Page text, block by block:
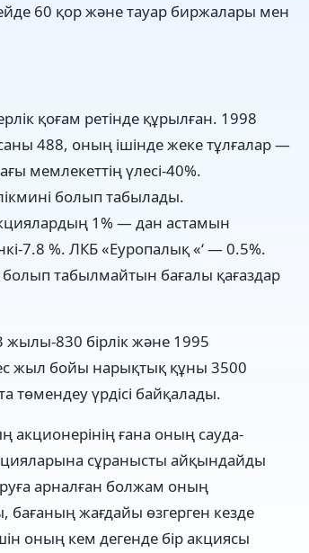
60 қор және тауар биржалары мен
қоғам ретінде құрылған. 1998
488, оның ішінде жеке тұлғалар —
мемлекеттің үлесі-40%.
болып табылады.
1% — дан астамын
7.8 %. ЛКБ «Еуропалық «‘ — 0.5%.
табылмайтын бағалы қағаздар
830 бірлік және 1995
жыл бойы нарықтық құны 3500
төмендеу үрдісі байқалады.
ғана оның сауда-
сұранысты айқындайды
арналған болжам оның
жағдайы өзгерген кезде
оның кем дегенде бір акциясы